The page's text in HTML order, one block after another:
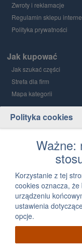
Polityka cookies
Ważne:
Korzystanie z tej
cookies oznacza,
urządzeniu
ustawienia
opcje.
Zwroty i reklamacje
Regulamin sklepu
Polityka prywatności
Jak kupować
Jak szukać części
Strefa dla firm
Mapa kategorii
Grupa PGD i
12 300 03 05
Napisz, jak możemy Ci